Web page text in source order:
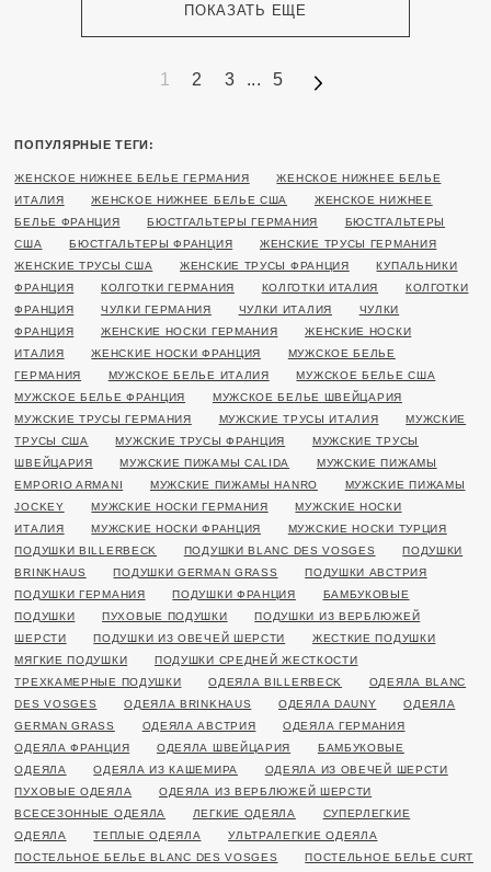
ПОКАЗАТЬ ЕЩЕ
1 2 3 ... 5
ПОПУЛЯРНЫЕ ТЕГИ:
ЖЕНСКОЕ НИЖНЕЕ БЕЛЬЕ ГЕРМАНИЯ
ЖЕНСКОЕ НИЖНЕЕ БЕЛЬЕ
ИТАЛИЯ
ЖЕНСКОЕ НИЖНЕЕ БЕЛЬЕ США
ЖЕНСКОЕ НИЖНЕЕ
БЕЛЬЕ ФРАНЦИЯ
БЮСТГАЛЬТЕРЫ ГЕРМАНИЯ
БЮСТГАЛЬТЕРЫ
США
БЮСТГАЛЬТЕРЫ ФРАНЦИЯ
ЖЕНСКИЕ ТРУСЫ ГЕРМАНИЯ
ЖЕНСКИЕ ТРУСЫ США
ЖЕНСКИЕ ТРУСЫ ФРАНЦИЯ
КУПАЛЬНИКИ
ФРАНЦИЯ
КОЛГОТКИ ГЕРМАНИЯ КОЛГОТКИ ИТАЛИЯ
КОЛГОТКИ
ФРАНЦИЯ
ЧУЛКИ ГЕРМАНИЯ ЧУЛКИ ИТАЛИЯ
ЧУЛКИ
ФРАНЦИЯ
ЖЕНСКИЕ НОСКИ ГЕРМАНИЯ
ЖЕНСКИЕ НОСКИ
ИТАЛИЯ
ЖЕНСКИЕ НОСКИ ФРАНЦИЯ
МУЖСКОЕ БЕЛЬЕ
ГЕРМАНИЯ
МУЖСКОЕ БЕЛЬЕ ИТАЛИЯ
МУЖСКОЕ БЕЛЬЕ США
МУЖСКОЕ БЕЛЬЕ ФРАНЦИЯ
МУЖСКОЕ БЕЛЬЕ ШВЕЙЦАРИЯ
МУЖСКИЕ ТРУСЫ ГЕРМАНИЯ
МУЖСКИЕ ТРУСЫ ИТАЛИЯ
МУЖСКИЕ
ТРУСЫ США
МУЖСКИЕ ТРУСЫ ФРАНЦИЯ
МУЖСКИЕ ТРУСЫ
ШВЕЙЦАРИЯ
МУЖСКИЕ ПИЖАМЫ CALIDA
МУЖСКИЕ ПИЖАМЫ
EMPORIO ARMANI
МУЖСКИЕ ПИЖАМЫ HANRO
МУЖСКИЕ ПИЖАМЫ
JOCKEY
МУЖСКИЕ НОСКИ ГЕРМАНИЯ
МУЖСКИЕ НОСКИ
ИТАЛИЯ
МУЖСКИЕ НОСКИ ФРАНЦИЯ
МУЖСКИЕ НОСКИ ТУРЦИЯ
ПОДУШКИ BILLERBECK
ПОДУШКИ BLANC DES VOSGES
ПОДУШКИ
BRINKHAUS
ПОДУШКИ GERMAN GRASS
ПОДУШКИ АВСТРИЯ
ПОДУШКИ ГЕРМАНИЯ
ПОДУШКИ ФРАНЦИЯ
БАМБУКОВЫЕ
ПОДУШКИ
ПУХОВЫЕ ПОДУШКИ
ПОДУШКИ ИЗ ВЕРБЛЮЖЕЙ
ШЕРСТИ
ПОДУШКИ ИЗ ОВЕЧЕЙ ШЕРСТИ
ЖЕСТКИЕ ПОДУШКИ
МЯГКИЕ ПОДУШКИ
ПОДУШКИ СРЕДНЕЙ ЖЕСТКОСТИ
ТРЕХКАМЕРНЫЕ ПОДУШКИ
ОДЕЯЛА BILLERBECK
ОДЕЯЛА BLANC
DES VOSGES
ОДЕЯЛА BRINKHAUS ОДЕЯЛА DAUNY
ОДЕЯЛА
GERMAN GRASS
ОДЕЯЛА АВСТРИЯ
ОДЕЯЛА ГЕРМАНИЯ
ОДЕЯЛА ФРАНЦИЯ
ОДЕЯЛА ШВЕЙЦАРИЯ
БАМБУКОВЫЕ
ОДЕЯЛА
ОДЕЯЛА ИЗ КАШЕМИРА
ОДЕЯЛА ИЗ ОВЕЧЕЙ ШЕРСТИ
ПУХОВЫЕ ОДЕЯЛА
ОДЕЯЛА ИЗ ВЕРБЛЮЖЕЙ ШЕРСТИ
ВСЕСЕЗОННЫЕ ОДЕЯЛА
ЛЕГКИЕ ОДЕЯЛА
СУПЕРЛЕГКИЕ
ОДЕЯЛА
ТЕПЛЫЕ ОДЕЯЛА
УЛЬТРАЛЕГКИЕ ОДЕЯЛА
ПОСТЕЛЬНОЕ БЕЛЬЕ BLANC DES VOSGES
ПОСТЕЛЬНОЕ БЕЛЬЕ CURT